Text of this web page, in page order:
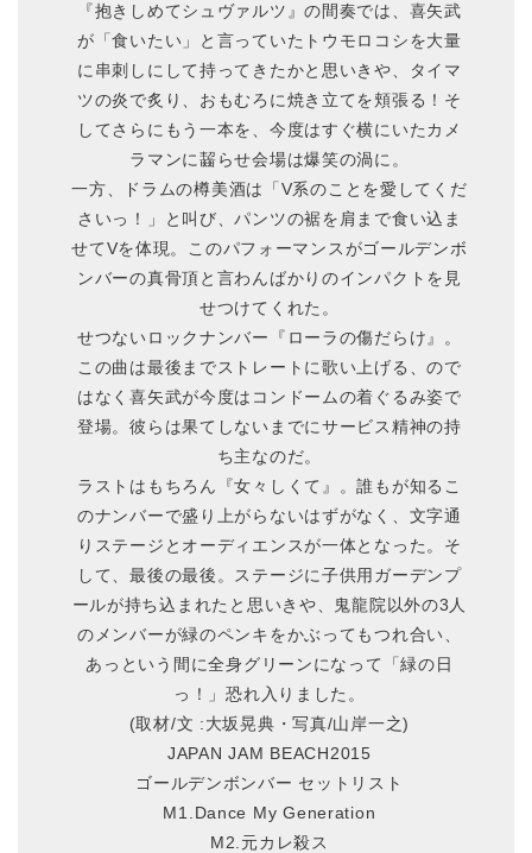
『抱きしめてシュヴァルツ』の間奏では、喜矢武
が「食いたい」と言っていたトウモロコシを大量
に串刺しにして持ってきたかと思いきや、タイマ
ツの炎で炙り、おもむろに焼き立てを頬張る！そ
してさらにもう一本を、今度はすぐ横にいたカメ
ラマンに齧らせ会場は爆笑の渦に。
一方、ドラムの樽美酒は「V系のことを愛してくだ
さいっ！」と叫び、パンツの裾を肩まで食い込ま
せてVを体現。このパフォーマンスがゴールデンボ
ンバーの真骨頂と言わんばかりのインパクトを見
せつけてくれた。
せつないロックナンバー『ローラの傷だらけ』。
この曲は最後までストレートに歌い上げる、ので
はなく喜矢武が今度はコンドームの着ぐるみ姿で
登場。彼らは果てしないまでにサービス精神の持
ち主なのだ。
ラストはもちろん『女々しくて』。誰もが知るこ
のナンバーで盛り上がらないはずがなく、文字通
りステージとオーディエンスが一体となった。そ
して、最後の最後。ステージに子供用ガーデンプ
ールが持ち込まれたと思いきや、鬼龍院以外の3人
のメンバーが緑のペンキをかぶってもつれ合い、
あっという間に全身グリーンになって「緑の日
っ！」恐れ入りました。
(取材/文 :大坂晃典・写真/山岸一之)
JAPAN JAM BEACH2015
ゴールデンボンバー セットリスト
M1.Dance My Generation
M2.元カレ殺ス